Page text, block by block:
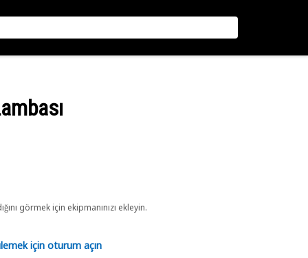
görmek için ekipmanınızı ekleyin.
için oturum açın